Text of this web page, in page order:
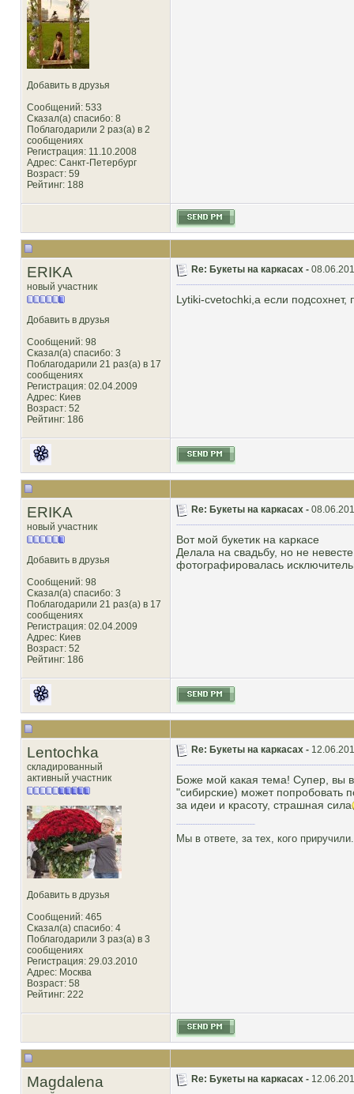
Добавить в друзья
Сообщений: 533
Сказал(а) спасибо: 8
Поблагодарили 2 раз(а) в 2
сообщениях
Регистрация: 11.10.2008
Адрес: Санкт-Петербург
Возраст: 59
Рейтинг: 188
ERIKA
новый участник
Добавить в друзья
Сообщений: 98
Сказал(а) спасибо: 3
Поблагодарили 21 раз(а) в 17
сообщениях
Регистрация: 02.04.2009
Адрес: Киев
Возраст: 52
Рейтинг: 186
Re: Букеты на каркасах -
Lytiki-cvetochki,а если подсохнет,
ERIKA
новый участник
Добавить в друзья
Сообщений: 98
Сказал(а) спасибо: 3
Поблагодарили 21 раз(а) в 17
сообщениях
Регистрация: 02.04.2009
Адрес: Киев
Возраст: 52
Рейтинг: 186
Re: Букеты на каркасах -
Вот мой букетик на каркасе
Делала на свадьбу, но не
фотографировалась
Lentochka
складированный
активный участник
Добавить в друзья
Сообщений: 465
Сказал(а) спасибо: 4
Поблагодарили 3 раз(а) в 3
сообщениях
Регистрация: 29.03.2010
Адрес: Москва
Возраст: 58
Рейтинг: 222
Re: Букеты на каркасах -
Боже мой какая тема! Супер, вы
"сибирские) может попробовать
за идеи и красоту, страшная сила
Мы в ответе, за тех, кого приручили.
Magdalena Re: Букеты на каркасах -